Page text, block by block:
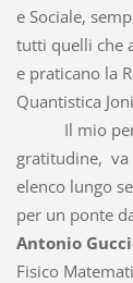
e Sociale,
tutti quelli che
e praticano la
Quantistica
Il mio
gratitudine, va
elenco lungo
per un ponte
Antonio
Fisico